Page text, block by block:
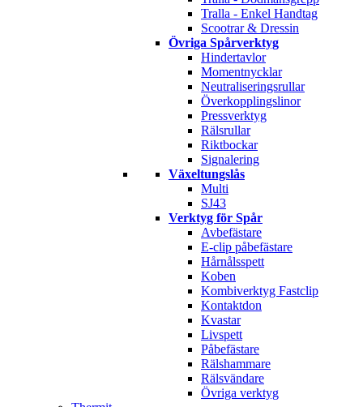
Tralla - Enkel Handtag
Scootrar & Dressin
Övriga Spårverktyg
Hindertavlor
Momentnycklar
Neutraliseringsrullar
Överkopplingslinor
Pressverktyg
Rälsrullar
Riktbockar
Signalering
Växeltungslås
Multi
SJ43
Verktyg för Spår
Avbefästare
E-clip påbefästare
Hårnålsspett
Koben
Kombiverktyg Fastclip
Kontaktdon
Kvastar
Livspett
Påbefästare
Rälshammare
Rälsvändare
Övriga verktyg